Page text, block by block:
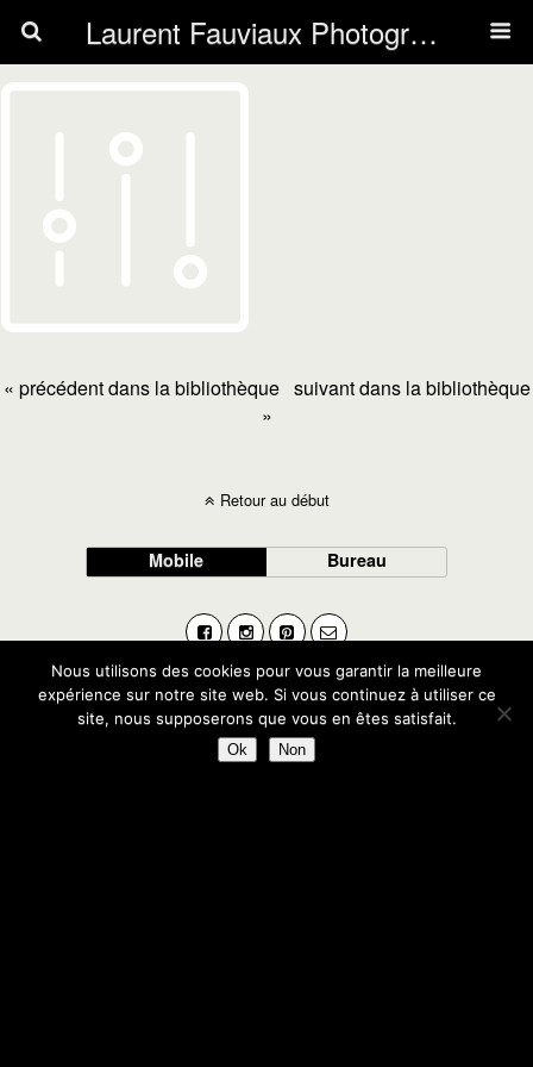
Laurent Fauviaux Photography
« précédent dans la bibliothèque suivant dans la bibliothèque
»
Retour au début
Mobile Bureau
Nous utilisons des cookies pour vous garantir la meilleure
expérience sur notre site web. Si vous continuez à utiliser ce
site, nous supposerons que vous en êtes satisfait.
Ok Non